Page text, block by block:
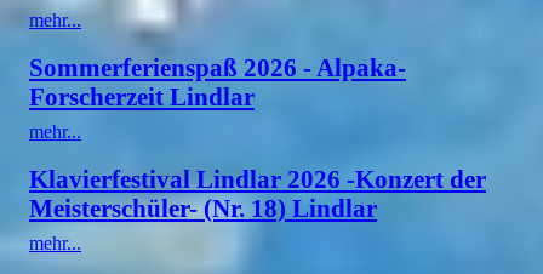
mehr...
Sommerferienspaß 2026 - Alpaka-
Forscherzeit Lindlar
mehr...
Klavierfestival Lindlar 2026 -Konzert der
Meisterschüler- (Nr. 18) Lindlar
mehr...